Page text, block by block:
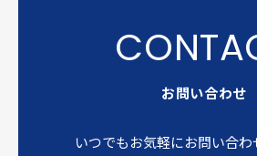
お問い合わせ
いつでもお気軽にお問い合わ